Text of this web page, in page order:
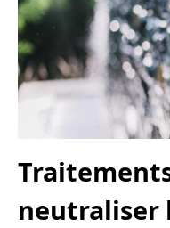
neutraliser